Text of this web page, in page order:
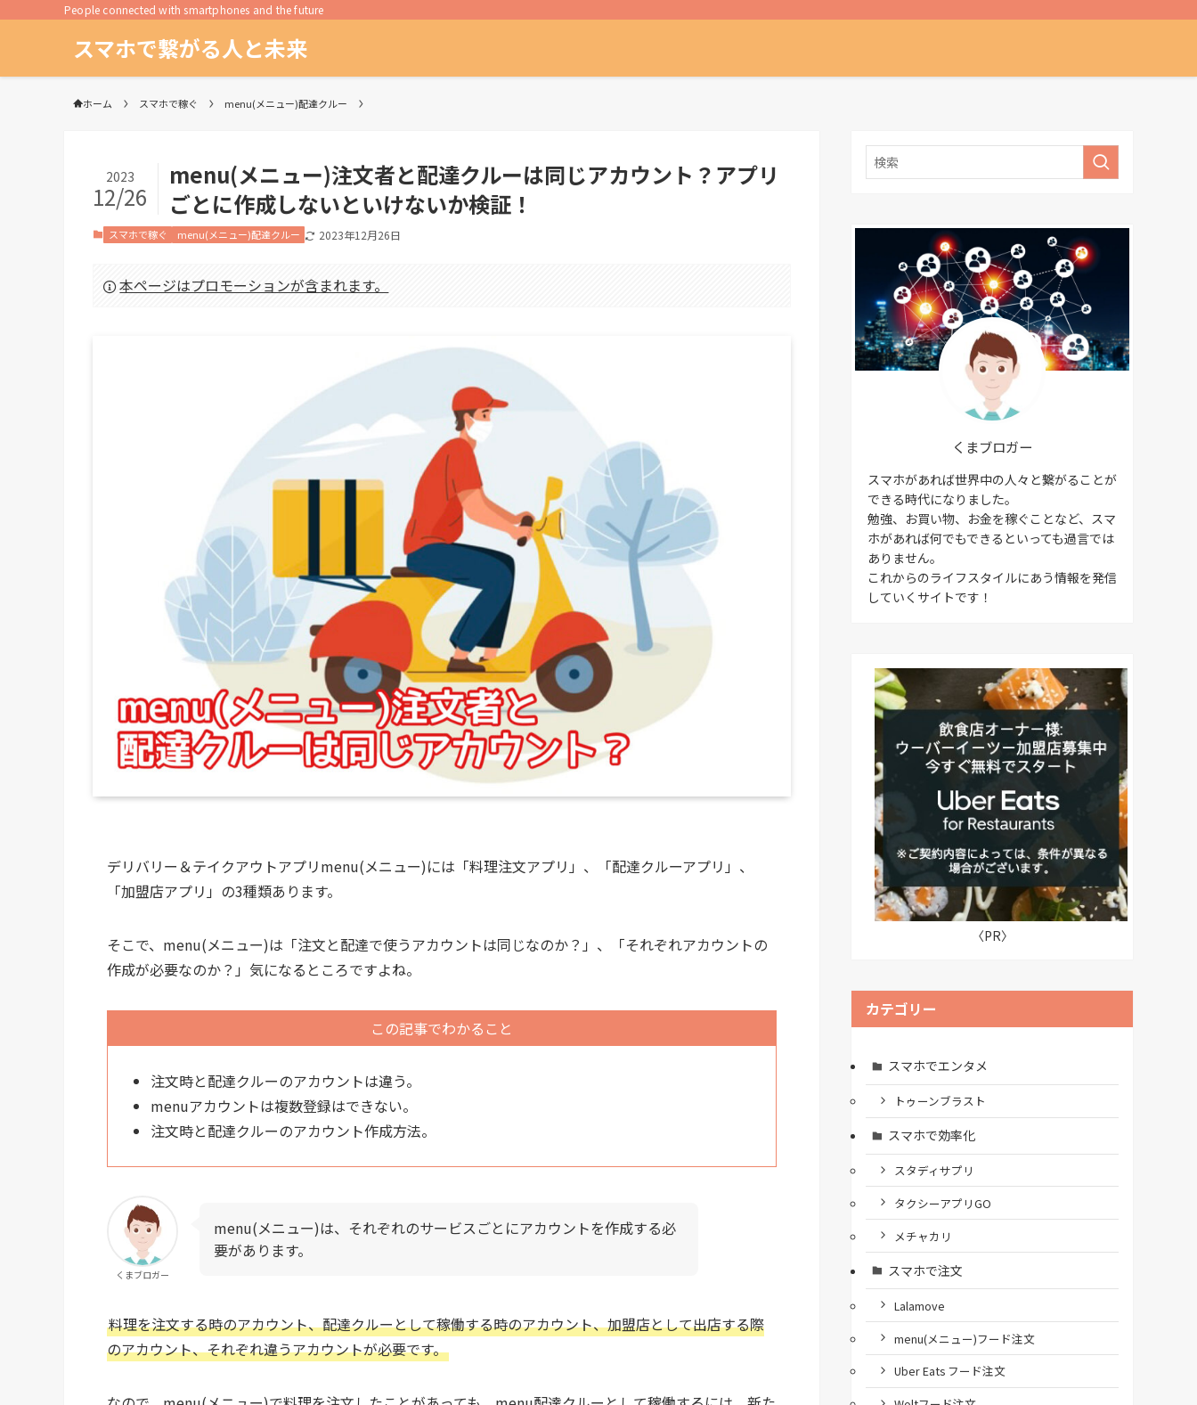
People connected with smartphones and the future
スマホで繋がる人と未来
ホーム スマホで稼ぐ menu(メニュー)配達クルー
menu(メニュー)注文者と配達クルーは同じアカウント？アプリ
ごとに作成しないといけないか検証！
2023
12/26
スマホで稼ぐ menu(メニュー)配達クルー 2023年12月26日
本ページはプロモーションが含まれます。
デリバリー＆テイクアウトアプリmenu(メニュー)には「料理注文アプリ」、「配達クルーアプリ」、
「加盟店アプリ」の3種類あります。
そこで、menu(メニュー)は「注文と配達で使うアカウントは同じなのか？」、「それぞれアカウントの
作成が必要なのか？」気になるところですよね。
この記事でわかること
注文時と配達クルーのアカウントは違う。
menuアカウントは複数登録はできない。
注文時と配達クルーのアカウント作成方法。
くまブロガー
menu(メニュー)は、それぞれのサービスごとにアカウントを作成する必
要があります。
料理を注文する時のアカウント、配達クルーとして稼働する時のアカウント、加盟店として出店する際
のアカウント、それぞれ違うアカウントが必要です。
くまブロガー
スマホがあれば世界中の人々と繋がることが
できる時代になりました。
勉強、お買い物、お金を稼ぐことなど、スマ
ホがあれば何でもできるといっても過言では
ありません。
これからのライフスタイルにあう情報を発信
していくサイトです！
〈PR〉
カテゴリー
スマホでエンタメ
トゥーンブラスト
スマホで効率化
スタディサプリ
タクシーアプリGO
メチャカリ
スマホで注文
Lalamove
menu(メニュー)フード注文
Uber Eats フード注文